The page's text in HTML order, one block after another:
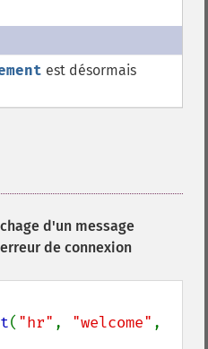
est désormais
d'un message
de connexion
( "hr" , "welcome"